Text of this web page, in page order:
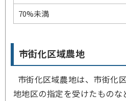
70%未満
市街化区域農地
市街化区域農地は、市街化
地地区の指定を受けたものな